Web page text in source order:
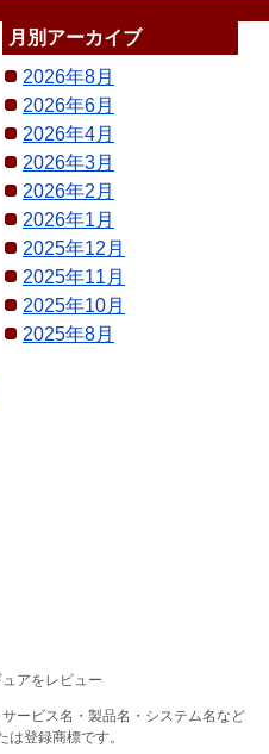
月別アーカイブ
2026年8月
2026年6月
2026年4月
2026年3月
2026年2月
2026年1月
2025年12月
2025年11月
2025年10月
2025年8月
アをレビュー
ービス名・製品名・システム名など
は登録商標です。